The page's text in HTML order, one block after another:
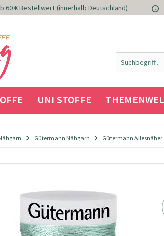
60 € Bestellwert (innerhalb Deutschland)
UNI STOFFE
Gütermann Nähgarn Gütermann Allesnäher